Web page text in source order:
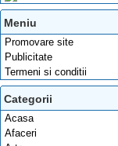
Meniu
Promovare site
Publicitate
Termeni si conditii
Categorii
Acasa
Afaceri